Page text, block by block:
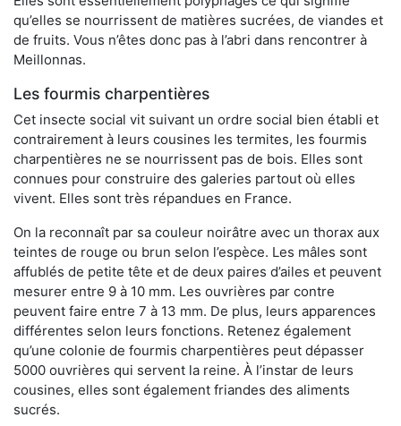
qu’elles se nourrissent de matières sucrées, de viandes et
de fruits. Vous n’êtes donc pas à l’abri dans rencontrer à
Meillonnas.
Les fourmis charpentières
Cet insecte social vit suivant un ordre social bien établi et
contrairement à leurs cousines les termites, les fourmis
charpentières ne se nourrissent pas de bois. Elles sont
connues pour construire des galeries partout où elles
vivent. Elles sont très répandues en France.
On la reconnaît par sa couleur noirâtre avec un thorax aux
teintes de rouge ou brun selon l’espèce. Les mâles sont
affublés de petite tête et de deux paires d’ailes et peuvent
mesurer entre 9 à 10 mm. Les ouvrières par contre
peuvent faire entre 7 à 13 mm. De plus, leurs apparences
différentes selon leurs fonctions. Retenez également
qu’une colonie de fourmis charpentières peut dépasser
5000 ouvrières qui servent la reine. À l’instar de leurs
cousines, elles sont également friandes des aliments
sucrés.